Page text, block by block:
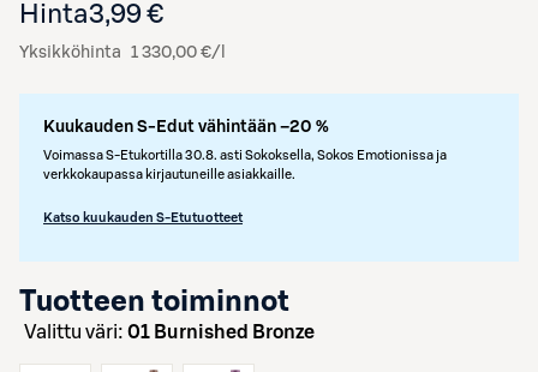
Hinta3,99 €
Yksikköhinta 1 330,00 €/l
Kuukauden S-Edut vähintään –20 %
Voimassa S-Etukortilla 30.8. asti Sokoksella, Sokos Emotionissa ja
verkkokaupassa kirjautuneille asiakkaille.
Katso kuukauden S-Etutuotteet
Tuotteen toiminnot
Valittu väri: 01 Burnished Bronze